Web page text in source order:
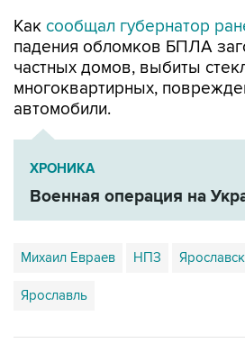
Как сообщал губернатор
падения обломков БПЛА
частных домов, выбиты
многоквартирных,
автомобили.
ХРОНИКА
Военная операция на
Михаил Евраев НПЗ
Ярославль